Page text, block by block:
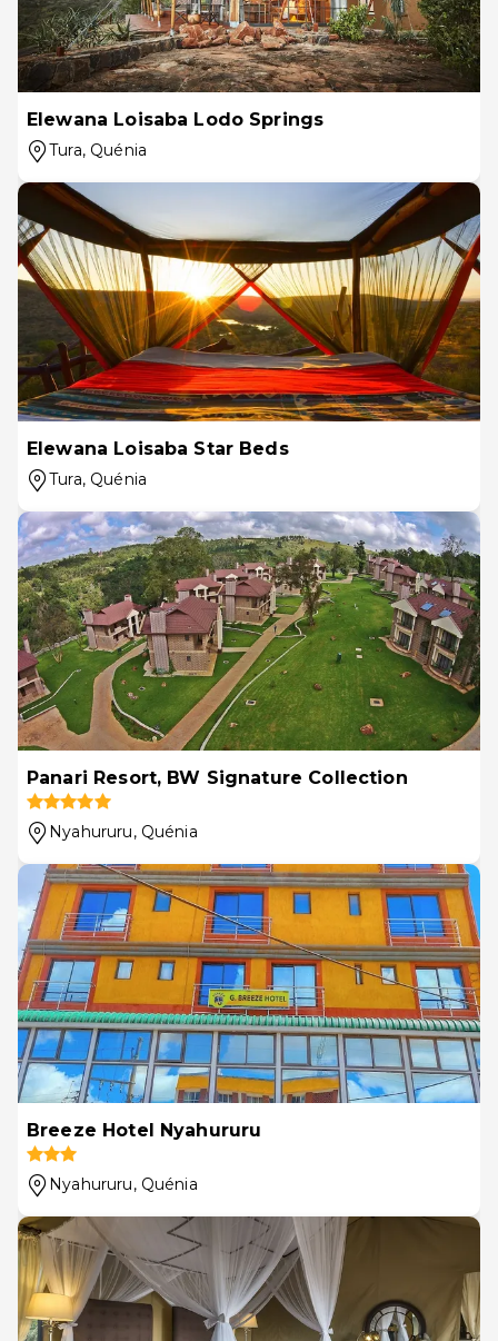
Elewana Loisaba Lodo Springs
Tura, Quénia
Elewana Loisaba Star Beds
Tura, Quénia
Panari Resort, BW Signature Collection
Nyahururu, Quénia
Breeze Hotel Nyahururu
Nyahururu, Quénia